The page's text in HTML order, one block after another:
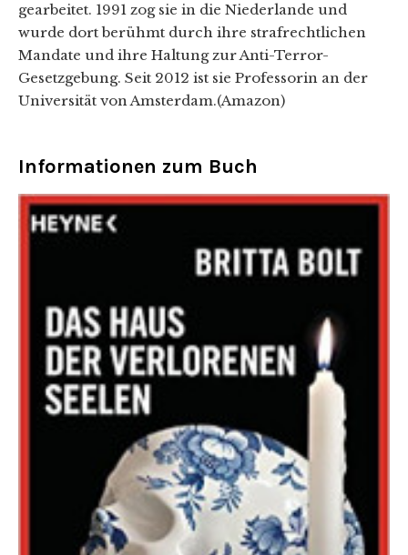
gearbeitet. 1991 zog sie in die Niederlande und
wurde dort berühmt durch ihre strafrechtlichen
Mandate und ihre Haltung zur Anti-Terror-
Gesetzgebung. Seit 2012 ist sie Professorin an der
Universität von Amsterdam.(Amazon)
Informationen zum Buch